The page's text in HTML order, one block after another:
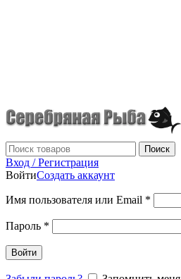
Поиск
Вход / Регистрация
ВойтиСоздать аккаунт
Имя пользователя или Email *
Пароль *
Войти